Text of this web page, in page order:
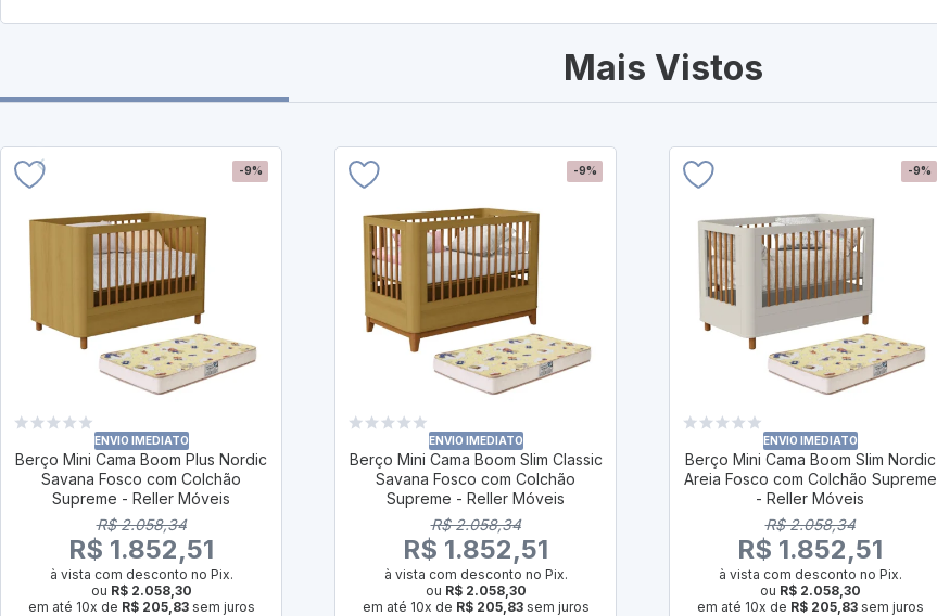
Mais Vistos
-9%
ENVIO IMEDIATO
Berço Mini Cama Boom Plus Nordic
Savana Fosco com Colchão
Supreme - Reller Móveis
R$ 2.058,34
R$ 1.852,51
à vista com desconto no Pix.
ou R$ 2.058,30
em até 10x de R$ 205,83sem juros
-9%
ENVIO IMEDIATO
Berço Mini Cama Boom Slim Classic
Savana Fosco com Colchão
Supreme - Reller Móveis
R$ 2.058,34
R$ 1.852,51
à vista com desconto no Pix.
ou R$ 2.058,30
em até 10x de R$ 205,83sem juros
-9%
ENVIO IMEDIATO
Berço Mini Cama Boom Slim Nordic
Areia Fosco com Colchão Supreme
- Reller Móveis
R$ 2.058,34
R$ 1.852,51
à vista com desconto no Pix.
ou R$ 2.058,30
em até 10x de R$ 205,83sem juros